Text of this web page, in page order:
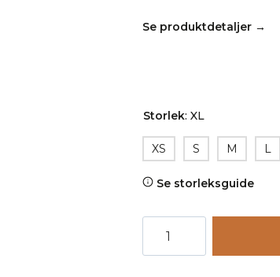
Se produktdetaljer →
Storlek: XL
XS S M L
Se storleksguide
bomull